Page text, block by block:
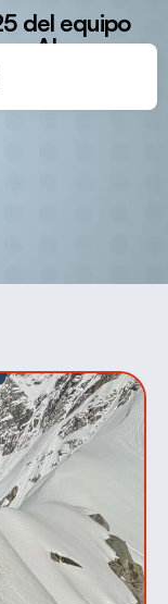
del equipo
Alpes